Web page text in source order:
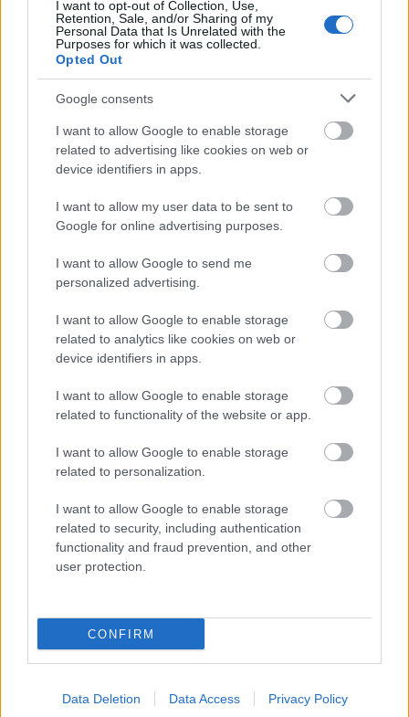
I want to opt-out of Collection, Use,
Retention, Sale, and/or Sharing of my
Personal Data that Is Unrelated with the
Purposes for which it was collected.
Opted Out
Google consents
I want to allow Google to enable storage
related to advertising like cookies on web or
device identifiers in apps.
I want to allow my user data to be sent to
Google for online advertising purposes.
I want to allow Google to send me
personalized advertising.
I want to allow Google to enable storage
related to analytics like cookies on web or
device identifiers in apps.
I want to allow Google to enable storage
related to functionality of the website or app.
I want to allow Google to enable storage
related to personalization.
I want to allow Google to enable storage
related to security, including authentication
functionality and fraud prevention, and other
user protection.
CONFIRM
Data Deletion Data Access Privacy Policy
Facebook Electroputere Mall.
În fiecare zi, despre shopping & fun!
CAMPANIE CRAIOVA
ELECTROPUTERE MALL
VACANTA 2025
Comentarii
Lasa un comentariu